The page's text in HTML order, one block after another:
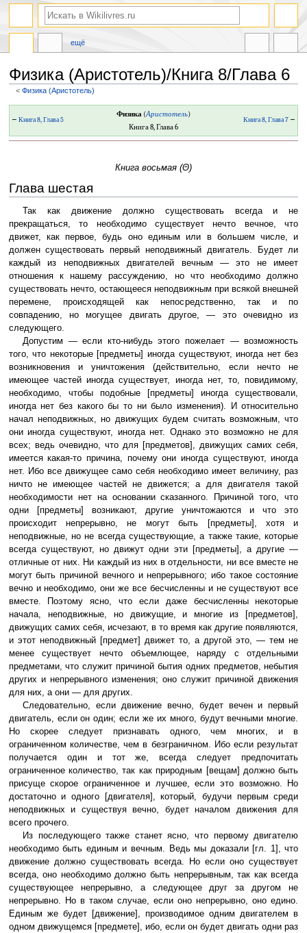
Физика (Аристотель)/Книга 8/Глава 6
<Физика (Аристотель)
навигации
поиску
← Книга 8, Глава 5
Физика (Аристотель)
Книга 8, Глава 6
Книга 8, Глава 7→
Книга восьмая (Θ)
Глава шестая
Так как движение должно существовать всегда и не
прекращаться, то необходимо существует нечто вечное, что
движет, как первое, будь оно единым или в большем числе, и
должен существовать первый неподвижный двигатель. Будет ли
каждый из неподвижных двигателей вечным — это не имеет
отношения к нашему рассуждению, но что необходимо должно
существовать нечто, остающееся неподвижным при всякой внешней
перемене, происходящей как непосредственно, так и по
совпадению, но могущее двигать другое, — это очевидно из
следующего.
Допустим — если кто-нибудь этого пожелает — возможность
того, что некоторые [предметы] иногда существуют, иногда нет без
возникновения и уничтожения (действительно, если нечто не
имеющее частей иногда существует, иногда нет, то, повидимому,
необходимо, чтобы подобные [предметы] иногда существовали,
иногда нет без какого бы то ни было изменения). И относительно
начал неподвижных, но движущих будем считать возможным, что
они иногда существуют, иногда нет. Однако это возможно не для
всех; ведь очевидно, что для [предметов], движущих самих себя,
имеется какая-то причина, почему они иногда существуют, иногда
нет. Ибо все движущее само себя необходимо имеет величину, раз
ничто не имеющее частей не движется; а для двигателя такой
необходимости нет на основании сказанного. Причиной того, что
одни [предметы] возникают, другие уничтожаются и что это
происходит непрерывно, не могут быть [предметы], хотя и
неподвижные, но не всегда существующие, а также такие, которые
всегда существуют, но движут одни эти [предметы], а другие —
отличные от них. Ни каждый из них в отдельности, ни все вместе не
могут быть причиной вечного и непрерывного; ибо такое состояние
вечно и необходимо, они же все бесчисленны и не существуют все
вместе. Поэтому ясно, что если даже бесчисленны некоторые
начала, неподвижные, но движущие, и многие из [предметов],
движущих самих себя, исчезают, в то время как другие появляются,
и этот неподвижный [предмет] движет то, а другой это, — тем не
менее существует нечто объемлющее, наряду с отдельными
предметами, что служит причиной бытия одних предметов, небытия
других и непрерывного изменения; оно служит причиной движения
для них, а они — для других.
Следовательно, если движение вечно, будет вечен и первый
двигатель, если он один; если же их много, будут вечными многие.
Но скорее следует признавать одного, чем многих, и в
ограниченном количестве, чем в безграничном. Ибо если результат
получается один и тот же, всегда следует предпочитать
ограниченное количество, так как природным [вещам] должно быть
присуще скорое ограниченное и лучшее, если это возможно. Но
достаточно и одного [двигателя], который, будучи первым среди
неподвижных и существуя вечно, будет началом движения для
всего прочего.
Из последующего также станет ясно, что первому двигателю
необходимо быть единым и вечным. Ведь мы доказали [гл. 1], что
движение должно существовать всегда. Но если оно существует
всегда, оно необходимо должно быть непрерывным, так как всегда
существующее непрерывно, а следующее друг за другом не
непрерывно. Но в таком случае, если оно непрерывно, оно едино.
Единым же будет [движение], производимое одним двигателем в
одном движущемся [предмете], ибо, если он будет двигать одни раз
ещё